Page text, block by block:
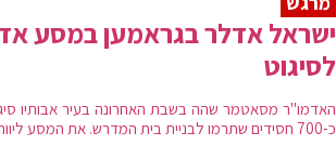
ישראל אדלר בגראמען במסע
לסיגוט
האדמו"ר מסאטמר שהה בשבת האחרונה בעיר אבותיו
כ-700 חסידים שתרמו לבניית בית המדרש. את המסע ליווה הגראמער ישראל אדלר